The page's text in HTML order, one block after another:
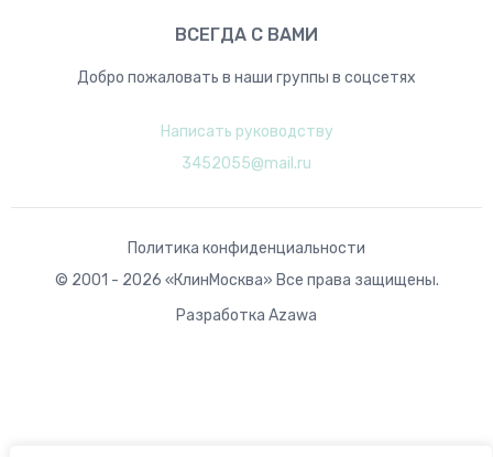
ВСЕГДА С ВАМИ
Добро пожаловать в наши группы в соцсетях
Написать руководству
3452055@mail.ru
© 2001 - 2026 «КлинМосква» Все права защищены.
Разработка Azawa
Политика конфиденциальности